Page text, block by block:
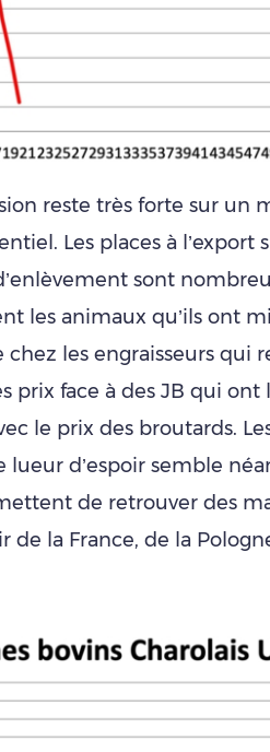
reste très forte sur un
Les places à l’export
sont
les animaux qu’ils ont
chez les engraisseurs qui
prix face à des JB qui ont
le prix des broutards.
lueur d’espoir semble
de retrouver des
de la France, de la